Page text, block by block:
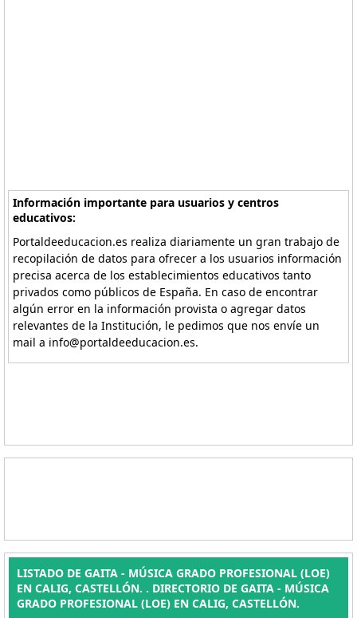
Información importante para usuarios y centros
educativos:
Portaldeeducacion.es realiza diariamente un gran trabajo de
recopilación de datos para ofrecer a los usuarios información
precisa acerca de los establecimientos educativos tanto
privados como públicos de España. En caso de encontrar
algún error en la información provista o agregar datos
relevantes de la Institución, le pedimos que nos envíe un
mail a info@portaldeeducacion.es.
LISTADO DE GAITA - MÚSICA GRADO PROFESIONAL (LOE)
EN CALIG, CASTELLÓN. . DIRECTORIO DE GAITA - MÚSICA
GRADO PROFESIONAL (LOE) EN CALIG, CASTELLÓN.